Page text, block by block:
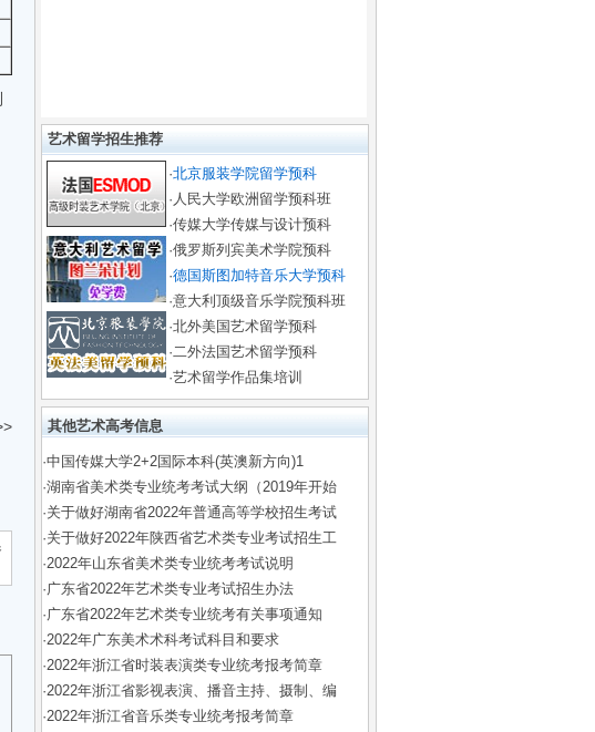
艺术留学招生推荐
·北京服装学院留学预科
· 人民大学欧洲留学预科班
·传媒大学传媒与设计预科
·俄罗斯列宾美术学院预科
·德国斯图加特音乐大学预科
·意大利顶级音乐学院预科班
·北外美国艺术留学预科
·二外法国艺术留学预科
·艺术留学作品集培训
其他艺术高考信息
·中国传媒大学2+2国际本科(英澳新方向)1
·湖南省美术类专业统考考试大纲（2019年开始
·关于做好湖南省2022年普通高等学校招生考试
·关于做好2022年陕西省艺术类专业考试招生工
·2022年山东省美术类专业统考考试说明
·广东省2022年艺术类专业考试招生办法
·广东省2022年艺术类专业统考有关事项通知
·2022年广东美术术科考试科目和要求
·2022年浙江省时装表演类专业统考报考简章
·2022年浙江省影视表演、播音主持、摄制、编
·2022年浙江省音乐类专业统考报考简章